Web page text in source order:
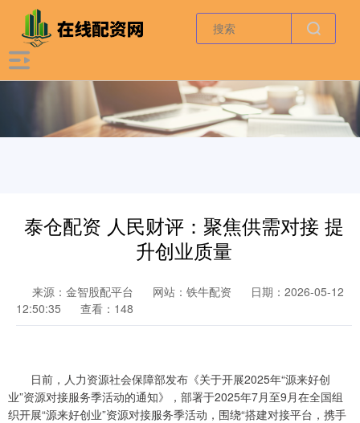
泰仓配资 人民财评：聚焦供需对接 提
升创业质量
来源：金智股配平台 网站：铁牛配资
日期：2026-05-12
12:50:35
查看：148
日前，人力资源社会保障部发布《关于开展2025年“源来好创
业”资源对接服务季活动的通知》，部署于2025年7月至9月在全国组
织开展“源来好创业”资源对接服务季活动，围绕“搭建对接平台，携手